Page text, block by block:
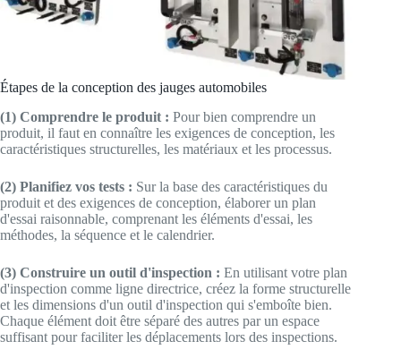
Étapes de la conception des jauges automobiles
(1) Comprendre le produit : Pour bien comprendre un
produit, il faut en connaître les exigences de conception, les
caractéristiques structurelles, les matériaux et les processus.
(2) Planifiez vos tests : Sur la base des caractéristiques du
produit et des exigences de conception, élaborer un plan
d'essai raisonnable, comprenant les éléments d'essai, les
méthodes, la séquence et le calendrier.
(3) Construire un outil d'inspection : En utilisant votre plan
d'inspection comme ligne directrice, créez la forme structurelle
et les dimensions d'un outil d'inspection qui s'emboîte bien.
Chaque élément doit être séparé des autres par un espace
suffisant pour faciliter les déplacements lors des inspections.